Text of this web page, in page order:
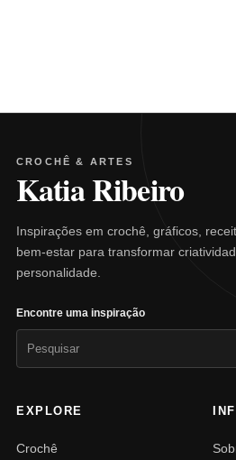
CROCHÊ & ARTES
Katia Ribeiro
Inspirações em crochê, gráficos,
bem-estar para transformar
personalidade.
Encontre uma inspiração
EXPLORE
Crochê